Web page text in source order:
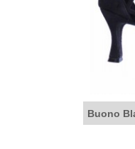
Buono